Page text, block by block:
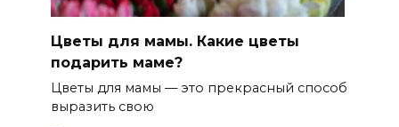
Цветы для мамы. Какие цветы
подарить маме?
Цветы для мамы — это прекрасный способ
выразить свою